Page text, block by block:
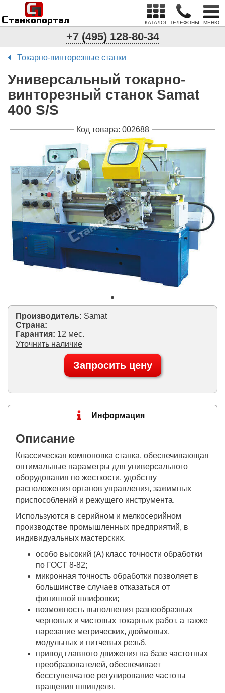
Станкопортал
п
С
КАТАЛОГ ТЕЛЕФОНЫ МЕНЮ
+7 (495) 128-80-34
Токарно-винторезные станки
Универсальный токарно-
винторезный станок Samat
400 S/S
Код товара: 002688
Производитель: Samat
Страна:
Гарантия: 12 мес.
Уточнить наличие
Запросить цену
Информация
Описание
Классическая компоновка станка, обеспечивающая
оптимальные параметры для универсального
оборудования по жесткости, удобству
расположения органов управления, зажимных
приспособлений и режущего инструмента.
Используются в серийном и мелкосерийном
производстве промышленных предприятий, в
индивидуальных мастерских.
особо высокий (А) класс точности обработки
по ГОСТ 8-82;
микронная точность обработки позволяет в
большинстве случаев отказаться от
финишной шлифовки;
возможность выполнения разнообразных
черновых и чистовых токарных работ, а также
нарезание метрических, дюймовых,
модульных и питчевых резьб.
привод главного движения на базе частотных
преобразователей, обеспечивает
бесступенчатое регулирование частоты
вращения шпинделя.